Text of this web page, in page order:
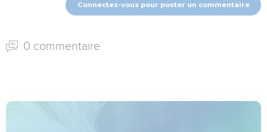
Connectez-vous pour poster un commentaire
0 commentaire